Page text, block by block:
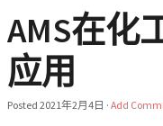
AMS在化
应用
Posted 2021年2月4日 · Add